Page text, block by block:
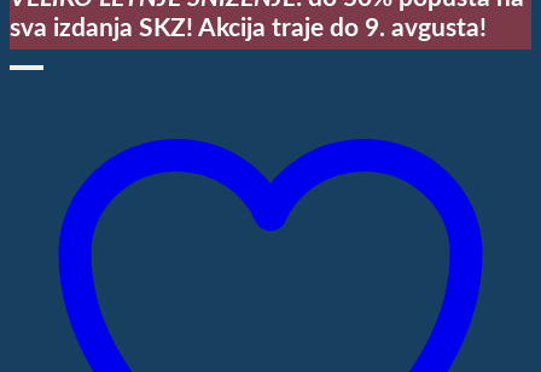
sva izdanja SKZ! Akcija traje do 9. avgusta!